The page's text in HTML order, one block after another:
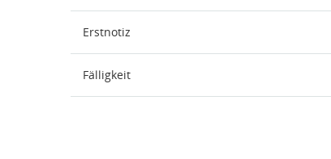
Erstnotiz
Fälligkeit